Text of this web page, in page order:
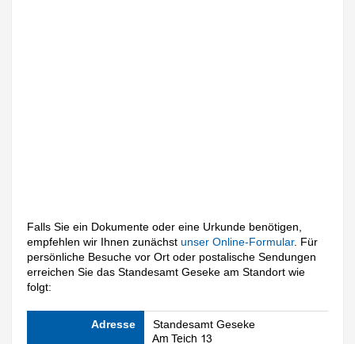
Falls Sie ein Dokumente oder eine Urkunde benötigen,
empfehlen wir Ihnen zunächstunser Online-Formular. Für
persönliche Besuche vor Ort oder postalische Sendungen
erreichen Sie das Standesamt Geseke am Standort wie
folgt:
Adresse Standesamt Geseke